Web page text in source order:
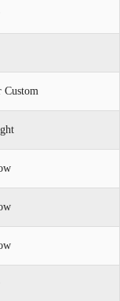
Custom